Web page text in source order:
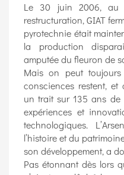
Le 30 juin 2006, au
restructuration, GIAT
pyrotechnie était
la production
amputée du fleuron de
Mais on peut toujours
consciences restent,
un trait sur 135 ans de
expériences et
technologiques.
l’histoire et du
son développement, a
Pas étonnant dès lors